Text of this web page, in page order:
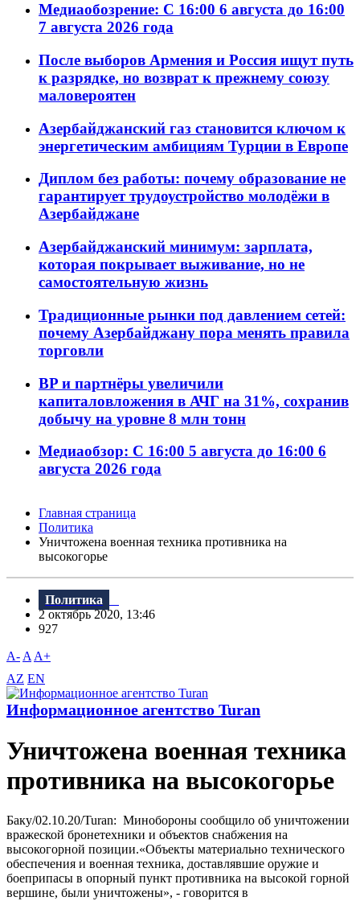
Медиаобозрение: С 16:00 6 августа до 16:00
7 августа 2026 года
После выборов Армения и Россия ищут путь
к разрядке, но возврат к прежнему союзу
маловероятен
Азербайджанский газ становится ключом к
энергетическим амбициям Турции в Европе
Диплом без работы: почему образование не
гарантирует трудоустройство молодёжи в
Азербайджане
Азербайджанский минимум: зарплата,
которая покрывает выживание, но не
самостоятельную жизнь
Традиционные рынки под давлением сетей:
почему Азербайджану пора менять правила
торговли
BP и партнёры увеличили
капиталовложения в АЧГ на 31%, сохранив
добычу на уровне 8 млн тонн
Медиаобзор: С 16:00 5 августа до 16:00 6
августа 2026 года
Главная страница
Политика
Уничтожена военная техника противника на
высокогорье
Политика
2 октябрь 2020, 13:46
927
A- A A+
AZ EN
Информационное агентство Turan
Уничтожена военная техника
противника на высокогорье
Баку/02.10.20/Turan: Минобороны сообщило об уничтожении
вражеской бронетехники и объектов снабжения на
высокогорной позиции.«Объекты материально технического
обеспечения и военная техника, доставлявшие оружие и
боеприпасы в опорный пункт противника на высокой горной
вершине, были уничтожены», - говорится в